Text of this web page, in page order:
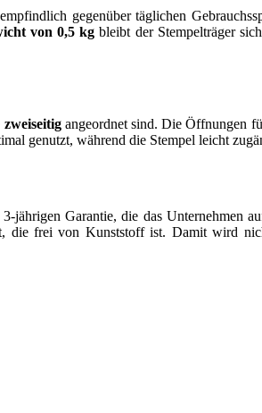
gegenüber täglichen
von 0,5 kg bleibt der Stempelträger
angeordnet sind. Die Öffnungen
genutzt, während die Stempel leicht
jährigen Garantie, die das Unternehmen
die frei von Kunststoff ist. Damit wird